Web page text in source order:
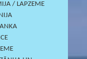
/ LAPZEME